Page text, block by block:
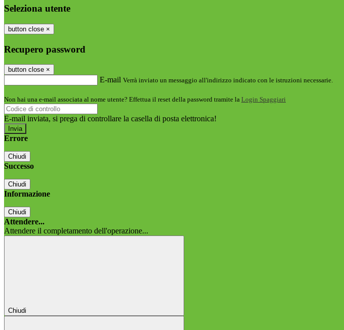
Seleziona utente
button close ×
Recupero password
button close ×
E-mail Verrà inviato un messaggio all'indirizzo indicato con le istruzioni necessarie.
Non hai una e-mail associata al nome utente? Effettua il reset della password tramite la Login Spaggiari
E-mail inviata, si prega di controllare la casella di posta elettronica!
Errore
Chiudi
Successo
Chiudi
Informazione
Chiudi
Attendere...
Attendere il completamento dell'operazione...
Chiudi